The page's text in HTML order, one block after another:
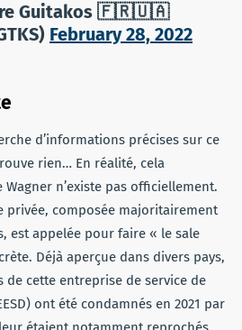
Guitakos 🇫🇷🇺🇦
February 28, 2022
d’informations précises sur ce
rien… En réalité, cela
n’existe pas officiellement.
privée, composée majoritairement
est appelée pour faire « le sale
Déjà aperçue dans divers pays,
de cette entreprise de service de
ont été condamnés en 2021 par